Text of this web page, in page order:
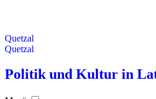
Quetzal
Quetzal
Politik und Kultur in